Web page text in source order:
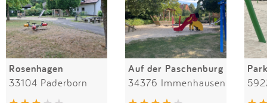
Rosenhagen
33104 Paderborn
Auf der Paschenburg
34376 Immenhausen